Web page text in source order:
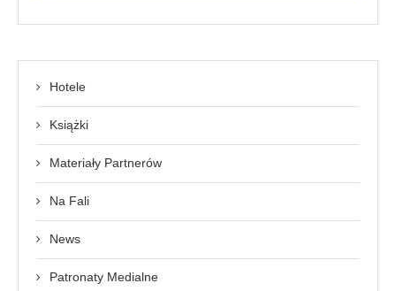
Hotele
Książki
Materiały Partnerów
Na Fali
News
Patronaty Medialne